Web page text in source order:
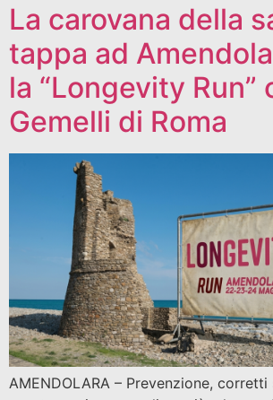
La carovana della
tappa ad
la “Longevity Run”
Gemelli di Roma
AMENDOLARA – Prevenzione,